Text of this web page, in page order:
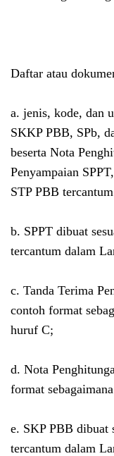
Daftar atau
a. jenis, kode, dan
SKKP PBB, SPb,
beserta Nota
Penyampaian
STP PBB
b. SPPT dibuat
tercantum dalam
c. Tanda Terima
contoh format
huruf C;
d. Nota
format
e. SKP PBB dibuat
tercantum dalam